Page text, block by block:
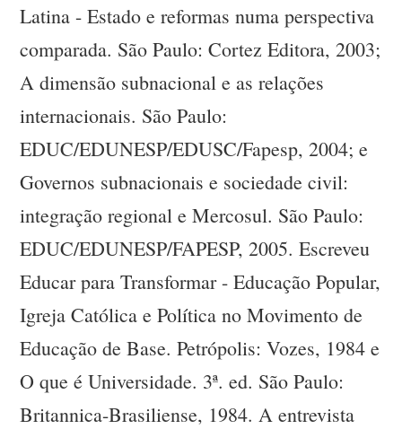
Latina - Estado e reformas numa perspectiva
comparada. São Paulo: Cortez Editora, 2003;
A dimensão subnacional e as relações
internacionais. São Paulo:
EDUC/EDUNESP/EDUSC/Fapesp, 2004; e
Governos subnacionais e sociedade civil:
integração regional e Mercosul. São Paulo:
EDUC/EDUNESP/FAPESP, 2005. Escreveu
Educar para Transformar - Educação Popular,
Igreja Católica e Política no Movimento de
Educação de Base. Petrópolis: Vozes, 1984 e
O que é Universidade. 3ª. ed. São Paulo:
Britannica-Brasiliense, 1984. A entrevista